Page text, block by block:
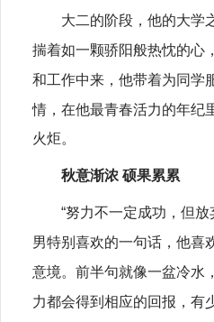
大二的阶段，他的大学
揣着如一颗骄阳般热忱的心
和工作中来， 他带着为同学
情，在他最青春活力的年纪
火炬。
秋意渐浓 硕果累累
“努力不一定成功，但放
男特别喜欢的一句话，他喜
意境。 前半句就像一盆冷水
力都会得到相应的回报，有